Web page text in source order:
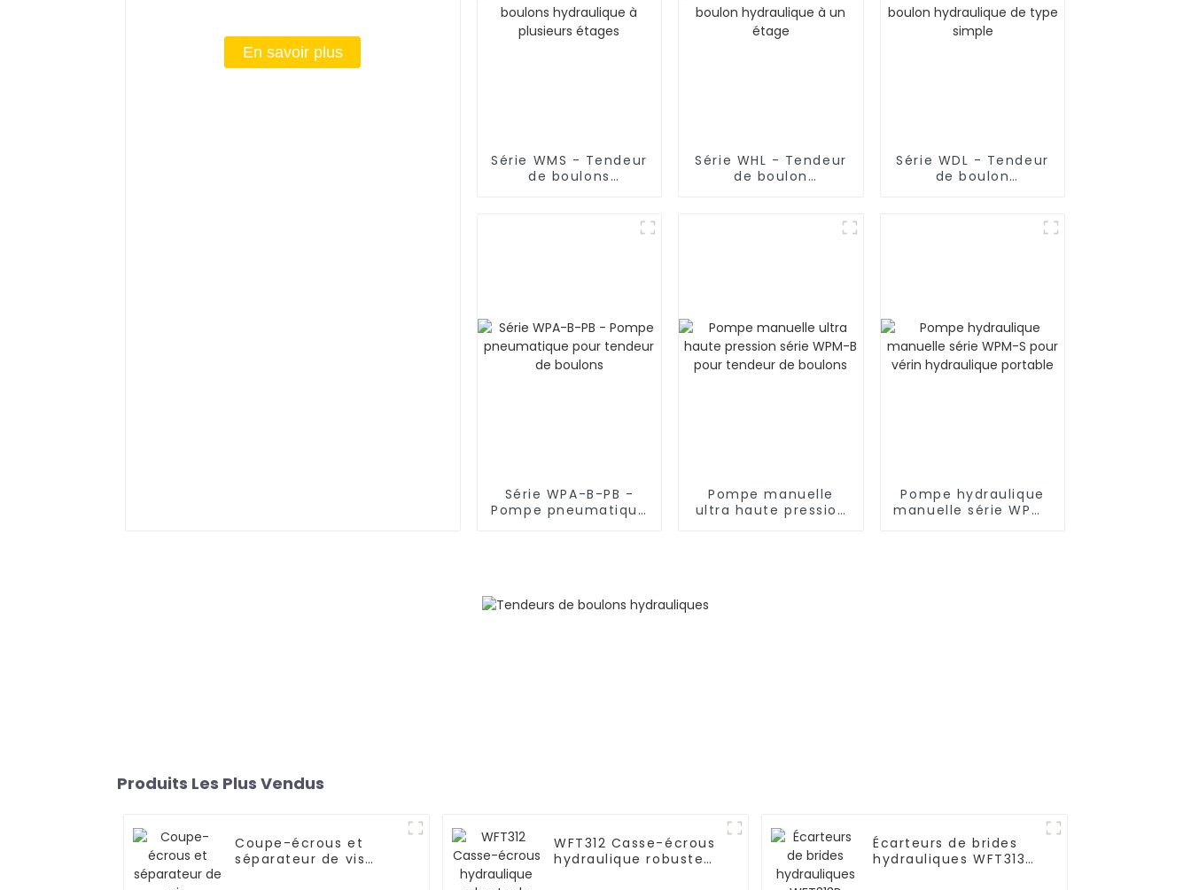
En savoir plus
Série WMS - Tendeur
de boulons
Série WHL - Tendeur
de boulon
Série WDL - Tendeur
de boulon
Série WPA-B-PB -
Pompe pneumatique
Pompe manuelle
ultra haute pression
Pompe hydraulique
manuelle série WPM-
Produits Les Plus Vendus
Coupe-écrous et
séparateur de vis
WFT312 Casse-écrous
hydraulique robuste
Écarteurs de brides
hydrauliques WFT313B